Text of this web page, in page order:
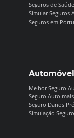
Seguros de Saúde
Simular Seguros
Seguros em
Automóvel
Melhor Seguro
Seguro Auto
Seguro Danos
Simulação